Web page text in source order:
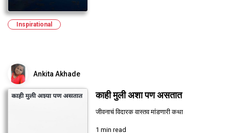
Inspirational
Ankita Akhade
काही मुली अशा पण असतात
जीवनाचं विदारक वास्तव मांडणारी कथा
1 min read